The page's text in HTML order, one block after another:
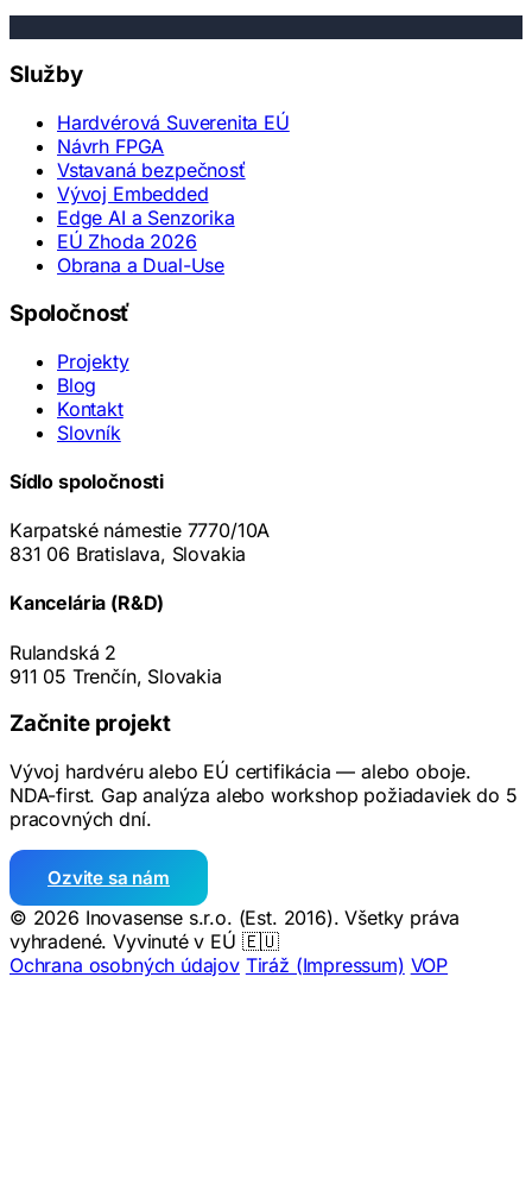
Služby
Hardvérová Suverenita EÚ
Návrh FPGA
Vstavaná bezpečnosť
Vývoj Embedded
Edge AI a Senzorika
EÚ Zhoda 2026
Obrana a Dual-Use
Spoločnosť
Projekty
Blog
Kontakt
Slovník
Sídlo spoločnosti
Karpatské námestie 7770/10A
831 06 Bratislava, Slovakia
Kancelária (R&D)
Rulandská 2
911 05 Trenčín, Slovakia
Začnite projekt
Vývoj hardvéru alebo EÚ certifikácia — alebo oboje.
NDA-first. Gap analýza alebo workshop požiadaviek do 5
pracovných dní.
Ozvite sa nám
© 2026 Inovasense s.r.o. (Est. 2016). Všetky práva
vyhradené.Vyvinuté v EÚ 🇪🇺
Ochrana osobných údajov Tiráž (Impressum) VOP